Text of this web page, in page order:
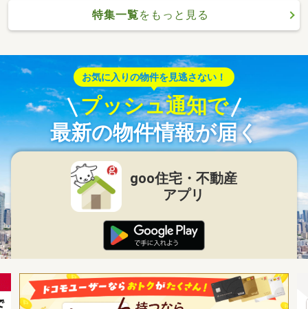
特集一覧をもっと見る
お気に入りの物件を見逃さない！
プッシュ通知で
最新の物件情報が届く
goo住宅・不動産
アプリ